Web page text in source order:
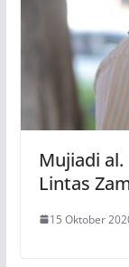
Mujiadi
Lintas
15 Oktober